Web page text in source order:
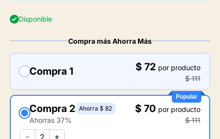
Disponible
Compra más Ahorra Más
Compra 1 $ 72 por producto
$ 111
Popular
Compra 2 Ahorra $ 82
Ahorras 37%
$ 70 por producto
$ 111